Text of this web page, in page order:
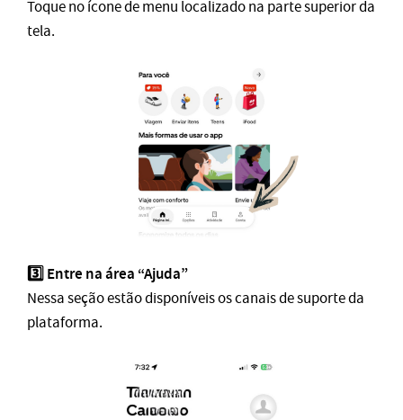
Toque no ícone de menu localizado na parte superior da
tela.
3️⃣ Entre na área “Ajuda”
Nessa seção estão disponíveis os canais de suporte da
plataforma.